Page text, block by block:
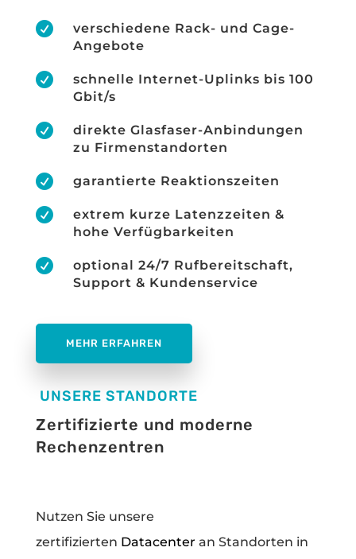

verschiedene Rack- und Cage-
Angebote

schnelle Internet-Uplinks bis 100
Gbit/s

direkte Glasfaser-Anbindungen
zu Firmenstandorten
 garantierte Reaktionszeiten

extrem kurze Latenzzeiten &
hohe Verfügbarkeiten

optional 24/7 Rufbereitschaft,
Support & Kundenservice
MEHR ERFAHREN
UNSERE STANDORTE
Zertifizierte und moderne
Rechenzentren
Nutzen Sie unsere
zertifizierten Datacenter an Standorten in